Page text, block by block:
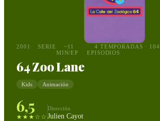
2001 SERIE
~11
MIN/EP
4 TEMPORADAS · 104
EPISODIOS
64 Zoo Lane
Kids Animación
6,5
★★★☆☆
Dirección
Julien Cayot